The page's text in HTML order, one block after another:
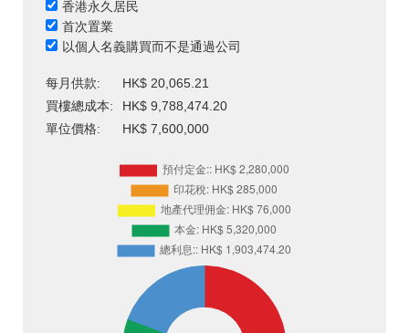
香港永久居民
首次置業
以個人名義購買而不是通過公司
每月供款:
HK$ 20,065.21
買樓總成本:
HK$ 9,788,474.20
單位價格:
HK$ 7,600,000